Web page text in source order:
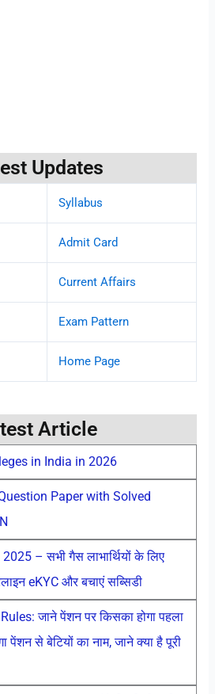
Updates
Syllabus
Admit Card
Current Affairs
Exam Pattern
Home Page
Article
in India in 2026
Paper with Solved
– सभी गैस लाभार्थियों के लिए
eKYC और बचाएं सब्सिडी
जाने पेंशन पर किसका होगा पहला
पेंशन से बेटियों का नाम, जाने क्या है पूरी